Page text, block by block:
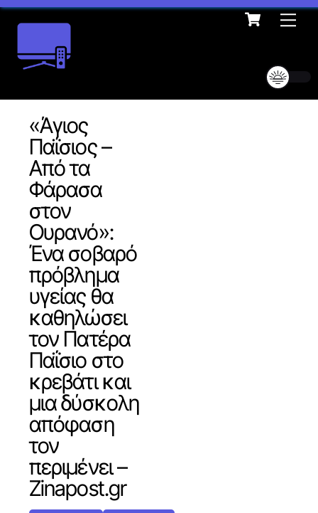
Skip
content
Cart
«Άγιος
Παΐσιος –
Από τα
Φάρασα
στον
Ουρανό»:
Ένα σοβαρό
πρόβλημα
υγείας θα
καθηλώσει
τον Πατέρα
Παΐσιο στο
κρεβάτι και
μια δύσκολη
απόφαση
τον
περιμένει –
Zinapost.gr